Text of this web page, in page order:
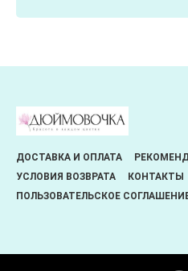
ДОСТАВКА И ОПЛАТА
УСЛОВИЯ ВОЗВРАТА
КОНТАКТЫ
ПОЛЬЗОВАТЕЛЬСКОЕ